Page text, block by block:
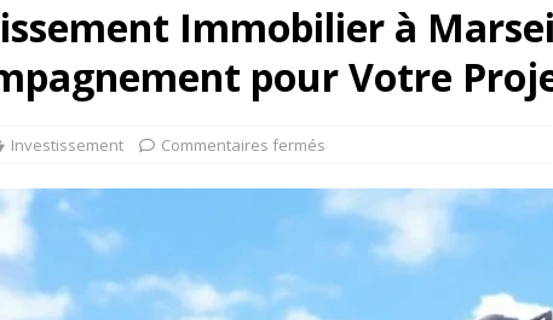
Immobilier à
pour Votre
Investissement Commentaires fermés